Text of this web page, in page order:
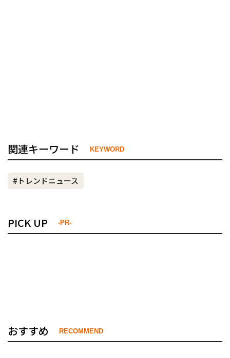
関連キーワード KEYWORD
#トレンドニュース
PICK UP -PR-
おすすめ RECOMMEND